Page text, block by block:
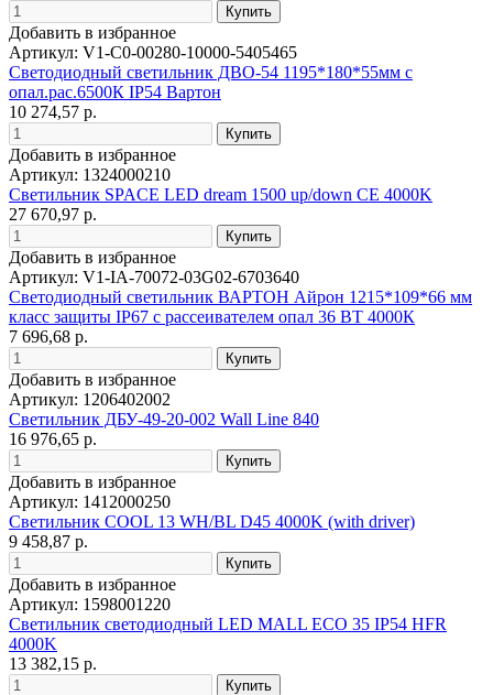
Добавить в избранное
Артикул: V1-C0-00280-10000-5405465
Светодиодный светильник ДВО-54 1195*180*55мм с
опал.рас.6500К IP54 Вартон
10 274,57 р.
Добавить в избранное
Артикул: 1324000210
Светильник SPACE LED dream 1500 up/down CE 4000K
27 670,97 р.
Добавить в избранное
Артикул: V1-IA-70072-03G02-6703640
Светодиодный светильник ВАРТОН Айрон 1215*109*66 мм
класс защиты IP67 с рассеивателем опал 36 ВТ 4000К
7 696,68 р.
Добавить в избранное
Артикул: 1206402002
Светильник ДБУ-49-20-002 Wall Line 840
16 976,65 р.
Добавить в избранное
Артикул: 1412000250
Светильник COOL 13 WH/BL D45 4000K (with driver)
9 458,87 р.
Добавить в избранное
Артикул: 1598001220
Светильник светодиодный LED MALL ECO 35 IP54 HFR
4000K
13 382,15 р.